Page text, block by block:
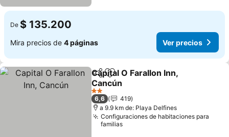
De $ 135.200
Mira precios de 4 páginas Ver precios
CompartirAgregar a favoritos
Capital O Farallon Inn,
Cancún
Ver precios
2 Estrellas
6,6
419
a 9.9 km de: Playa Delfines
Configuraciones de habitaciones para
familias